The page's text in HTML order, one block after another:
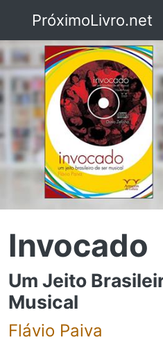
PróximoLivro.net
Invocado
Um Jeito
Musical
Flávio Paiva